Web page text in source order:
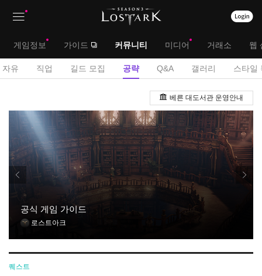
뉴
대
메
게임정보 가이드 커뮤니티 미디어 거래소 웹
서
메
뉴
자유 직업 길드 모집 공략 Q&A 갤러리 스타일
략
판
베른 대도서관 운영안내
공식 게임 가이드
로스트아크
퀘스트